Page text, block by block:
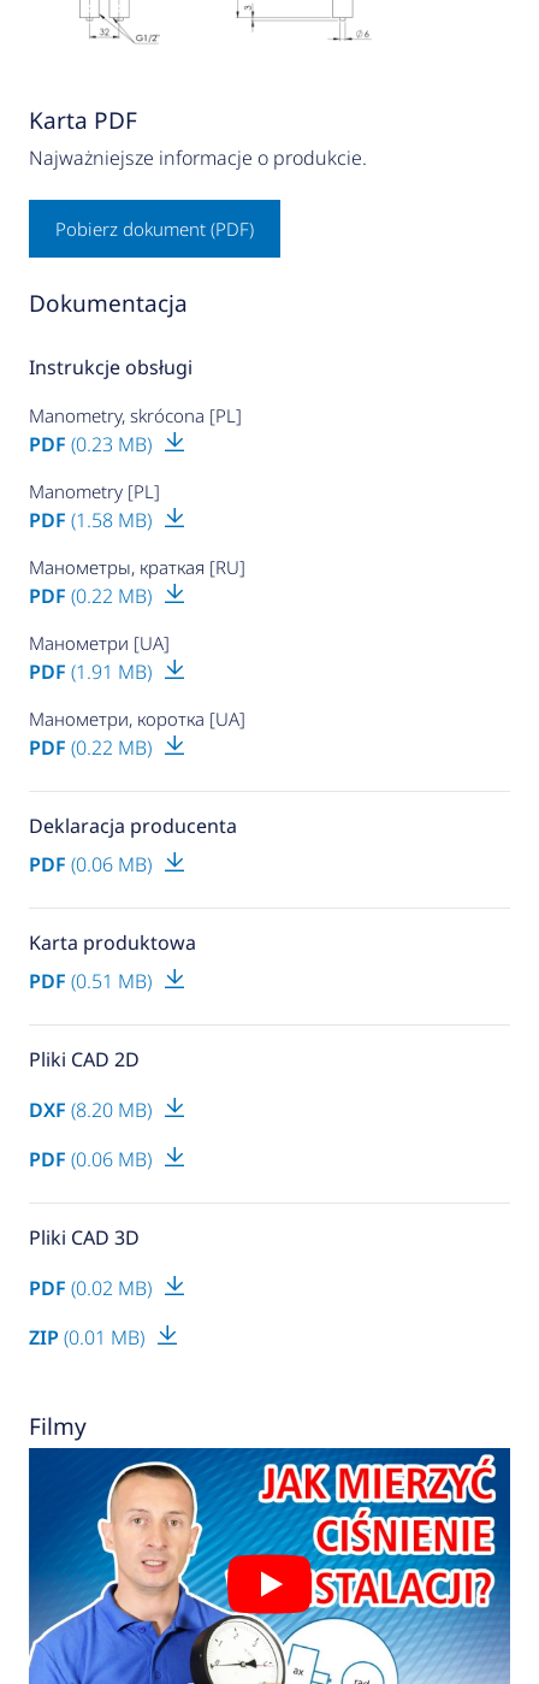
Karta PDF
Najważniejsze informacje o produkcie.
Pobierz dokument (PDF)
Dokumentacja
Instrukcje obsługi
Manometry, skrócona [PL]
PDF (0.23 MB)
Manometry [PL]
PDF (1.58 MB)
Манометры, краткая [RU]
PDF (0.22 MB)
Манометри [UA]
PDF (1.91 MB)
Манометри, коротка [UA]
PDF (0.22 MB)
Deklaracja producenta
PDF (0.06 MB)
Karta produktowa
PDF (0.51 MB)
Pliki CAD 2D
DXF (8.20 MB)
PDF (0.06 MB)
Pliki CAD 3D
PDF (0.02 MB)
ZIP (0.01 MB)
Filmy